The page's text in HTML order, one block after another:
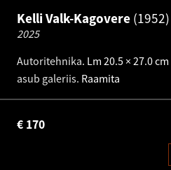
Kelli Valk-Kagovere 1952
2025
Autoritehnika. Lm 20.5 × 27.0 cm
asub galeriis. Raamita
170
€